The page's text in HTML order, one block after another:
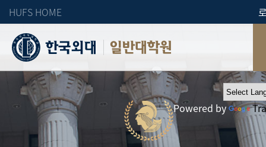
HUFS HOME
일반대학원
Powered by